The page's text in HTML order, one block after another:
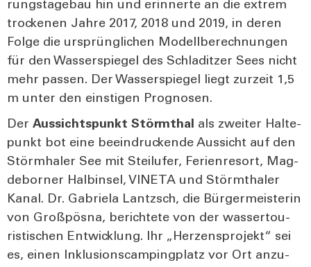
rungs­ta­ge­bau hin und erin­ner­te an die extrem
tro­cke­nen Jah­re 2017, 2018 und 2019, in deren
Fol­ge die ursprüng­li­chen Modell­be­rech­nun­gen
für den Was­ser­spie­gel des Schla­dit­zer Sees nicht
mehr pas­sen. Der Was­ser­spie­gel liegt zur­zeit 1,5
m unter den eins­ti­gen Pro­gno­sen.
Der Aus­sichts­punkt Störm­thal als zwei­ter Hal­te­
punkt bot eine beein­dru­cken­de Aus­sicht auf den
Störmha­ler See mit Steil­ufer, Feri­en­re­sort, Mag­
de­bor­ner Halb­in­sel, VINETA und Störm­tha­ler
Kanal. Dr. Gabrie­la Lan­tzsch, die Bür­ger­meis­te­rin
von Groß­pös­na, berich­te­te von der was­ser­tou­
ris­ti­schen Ent­wick­lung. Ihr „Her­zens­pro­jekt“ sei
es, einen Inklu­si­ons­cam­ping­platz vor Ort anzu­